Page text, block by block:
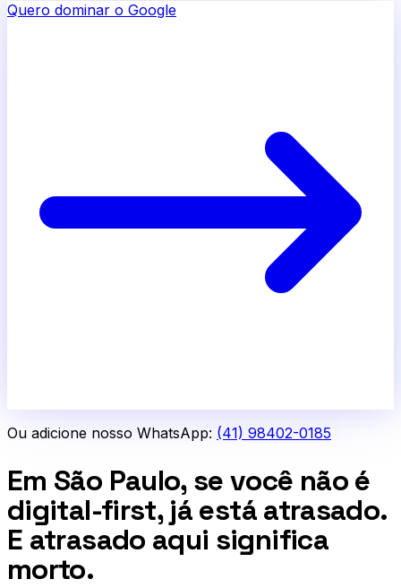
Quero dominar o Google
Ou adicione nosso WhatsApp: (41) 98402-0185
Em São Paulo, se você não é
digital-first, já está atrasado.
E atrasado aqui significa
morto.